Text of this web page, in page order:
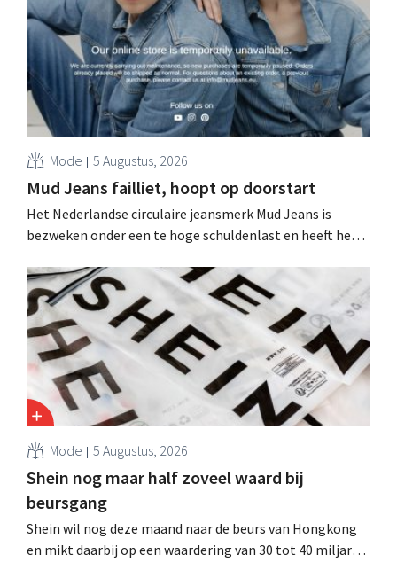
Mode 5 Augustus, 2026
Mud Jeans failliet, hoopt op doorstart
Het Nederlandse circulaire jeansmerk Mud Jeans is
bezweken onder een te hoge schuldenlast en heeft het
evenwel dat het verhaal hiermee niet eindigt.
Mode 5 Augustus, 2026
Shein nog maar half zoveel waard bij
beursgang
Shein wil nog deze maand naar de beurs van Hongkong
en mikt daarbij op een waardering van 30 tot 40 miljard